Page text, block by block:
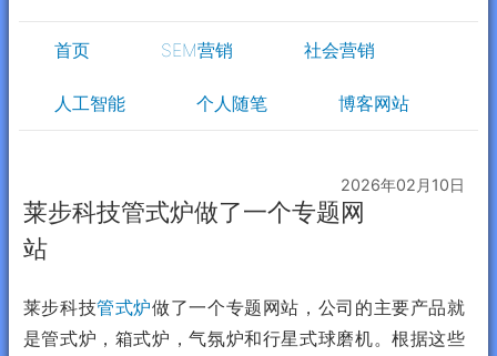
首页 SEM营销 社会营销
人工智能 个人随笔 博客网站
2026年02月10日
莱步科技管式炉做了一个专题网
站
莱步科技管式炉做了一个专题网站，公司的主要产品就
是管式炉，箱式炉，气氛炉和行星式球磨机。根据这些